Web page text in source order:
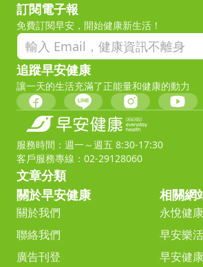
訂閱電子報
免費訂閱早安，開始健康新生活！
追蹤早安健康
讓一天的生活充滿了正能量和健康的動力
服務時間：週一～週五 8:30-17:30
客戶服務專線：02-29128060
文章分類
關於早安健康
關於我們
聯絡我們
廣告刊登
相關網
永悅健
早安樂活
早安健